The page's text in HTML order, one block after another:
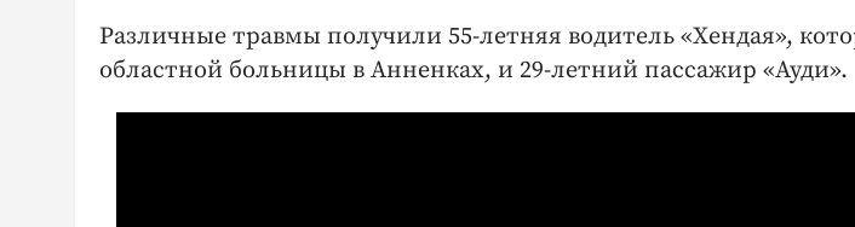
Различные травмы получили 55-летняя водитель «Хендая»,
областной больницы в Анненках, и 29-летний пассажир «Ауди».